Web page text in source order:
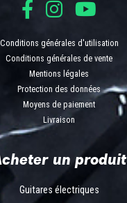
Conditions générales d'utilisation
Conditions générales de vente
Mentions légales
Protection des données
Moyens de paiement
Livraison
un produit
Guitares électriques